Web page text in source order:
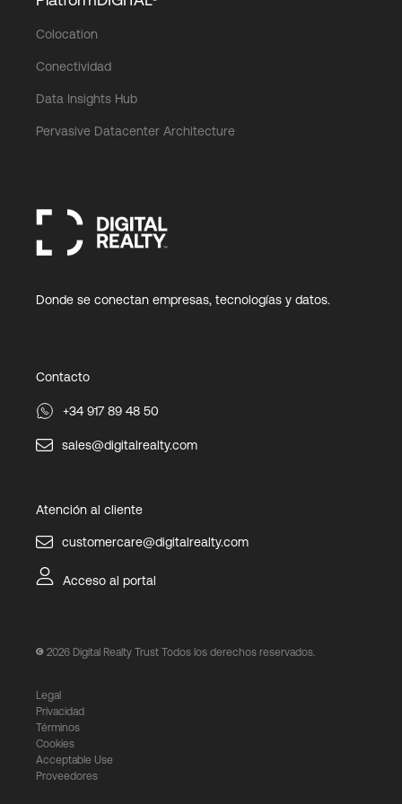
Login
Colocation
Conectividad
Data Insights Hub
Pervasive Datacenter Architecture
Donde se conectan empresas, tecnologías y datos.
Contacto
+34 917 89 48 50
sales@digitalrealty.com
Atención al cliente
customercare@digitalrealty.com
Acceso al portal
2026 Digital Realty Trust Todos los derechos reservados.
Legal
Privacidad
Términos
Cookies
Acceptable Use
Proveedores